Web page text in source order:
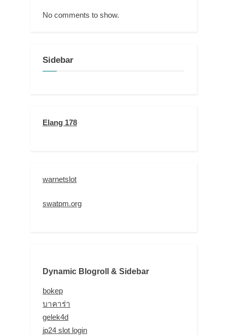
No comments to show.
Sidebar
Elang 178
warnetslot
swatpm.org
Dynamic Blogroll & Sidebar
bokep
บาคาร่า
gelek4d
jp24 slot login